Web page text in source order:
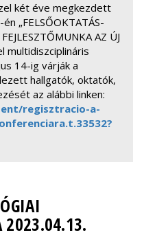
két éve megkezdett
„FELSŐOKTATÁS-
AZ ÚJ
multidiszciplináris
14-ig várják a
hallgatók, oktatók,
az alábbi linken:
regisztracio-a-
2023.04.13.